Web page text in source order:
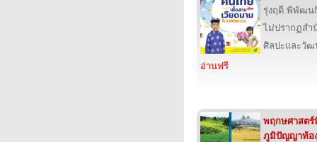
รุ่งฤดี พิพัฒน
ไม่ปรากฏส
ศิลปะและวัฒ
อ่านฟรี
พฤกษศาสตร์
ภูมิปัญญาท้อ